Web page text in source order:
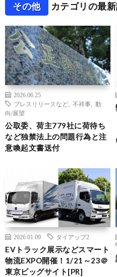
その他 カテゴリの最
2026.06.25
プレスリリースなど
不祥事
動
向/展望
公取委、荷主779社に荷待ち
など独禁法上の問題行為と注
意喚起文書送付
2026.01.09 タイアップ2
EVトラック展示などスマート
物流EXPO開催！1/21～23＠
東京ビッグサイト[PR]